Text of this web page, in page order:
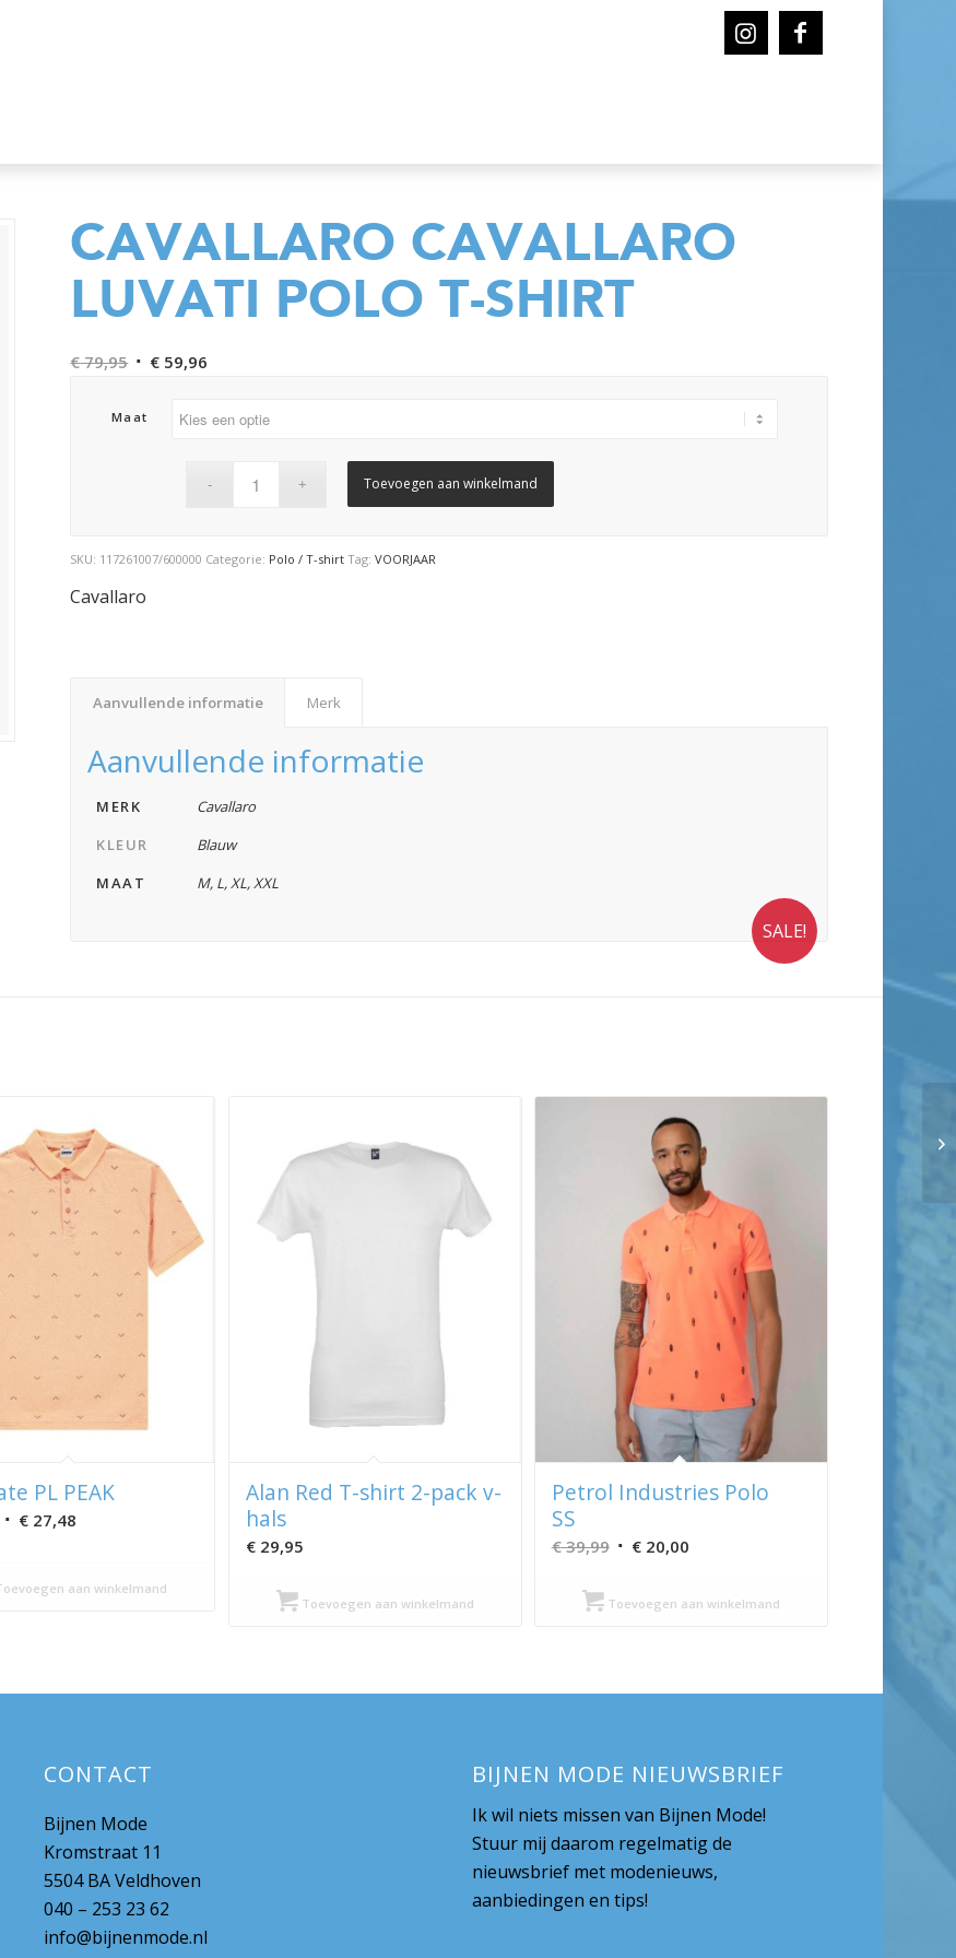
SALE!
CAVALLARO CAVALLARO
LUVATI POLO T-SHIRT
€79,95 Oorspronkelijke
was:
€ 59,96
is:
Maat
Toevoegen aan winkelmand
SKU: 117261007/600000 Categorie: Polo / T-shirt Tag:VOORJAAR
Cavallaro
Aanvullende informatie Merk
Aanvullende informatie
MERK
Cavallaro
KLEUR
Blauw
MAAT
M, L,XL,XXL
PL PEAK
Oorspronkelijke
€ 49,95.
€ 27,48
€ 27,48.
aan winkelmand
Alan Red T-shirt 2-pack v-
hals
€29,95
Toevoegen aan winkelmand
Petrol Industries Polo
SS
€39,99 Oorspronkelijke
was:
€20,00Huidige
Toevoegen aan winkelmand
CONTACT
Bijnen Mode
Kromstraat 11
5504 BA Veldhoven
040 – 253 23 62
info@bijnenmode.nl
BIJNEN MODE NIEUWSBRIEF
Ik wil niets missen van Bijnen Mode!
Stuur mij daarom regelmatig de
nieuwsbrief met modenieuws,
aanbiedingen en tips!